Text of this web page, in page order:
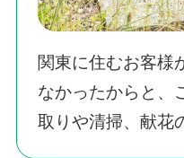
関東に住むお客様
なかったからと、
取りや清掃、献花